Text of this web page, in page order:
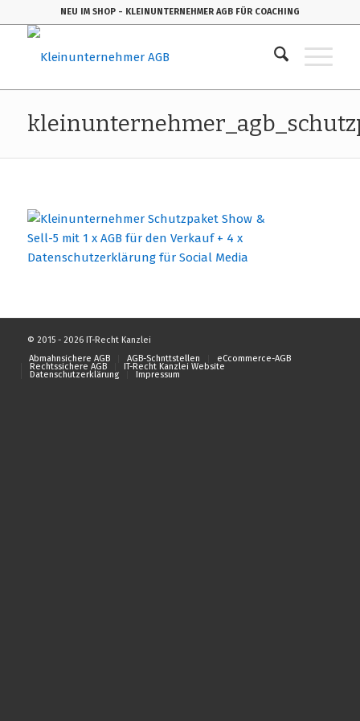
NEU IM SHOP - KLEINUNTERNEHMER AGB FÜR COACHING
© 2015 - 2026 IT-Recht Kanzlei
Abmahnsichere AGB
AGB-Schnttstellen eCcommerce-AGB
Rechtssichere AGB IT-Recht Kanzlei Website
Datenschutzerklärung Impressum